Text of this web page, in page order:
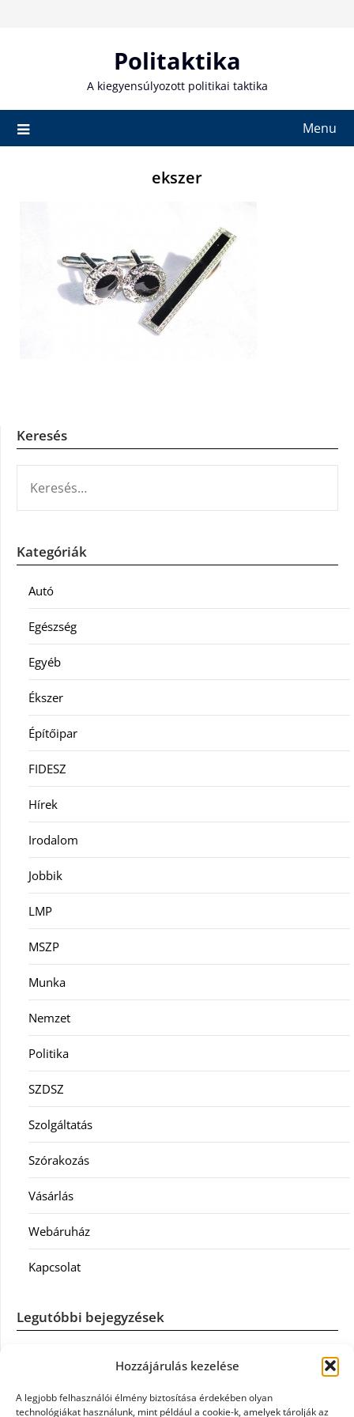
Hozzájárulás kezelése
A legjobb felhasználói élmény biztosítása érdekében olyan
technológiákat használunk, mint például a cookie-k, amelyek tárolják az
Politaktika
A kiegyensúlyozott politikai taktika
Menu
ekszer
Keresés
Kategóriák
Autó
Egészség
Egyéb
Ékszer
Építőipar
FIDESZ
Hírek
Irodalom
Jobbik
LMP
MSZP
Munka
Nemzet
Politika
SZDSZ
Szolgáltatás
Szórakozás
Vásárlás
Webáruház
Kapcsolat
Legutóbbi bejegyzések
Casco szélvédőcsere: mikor éri meg a biztosítást igénybe
Könyvelés: mikor érdemes könyvelőt váltani?